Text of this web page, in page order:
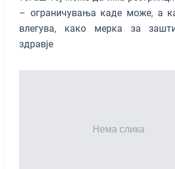
– ограничувања каде може, а
влегува, како мерка за
здравје